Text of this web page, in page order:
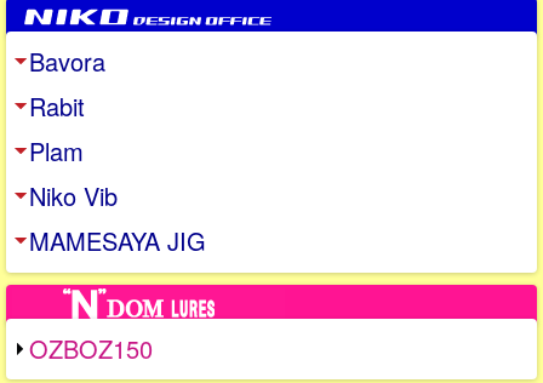
Bavora
Rabit
Plam
Niko Vib
MAMESAYA JIG
OZBOZ150